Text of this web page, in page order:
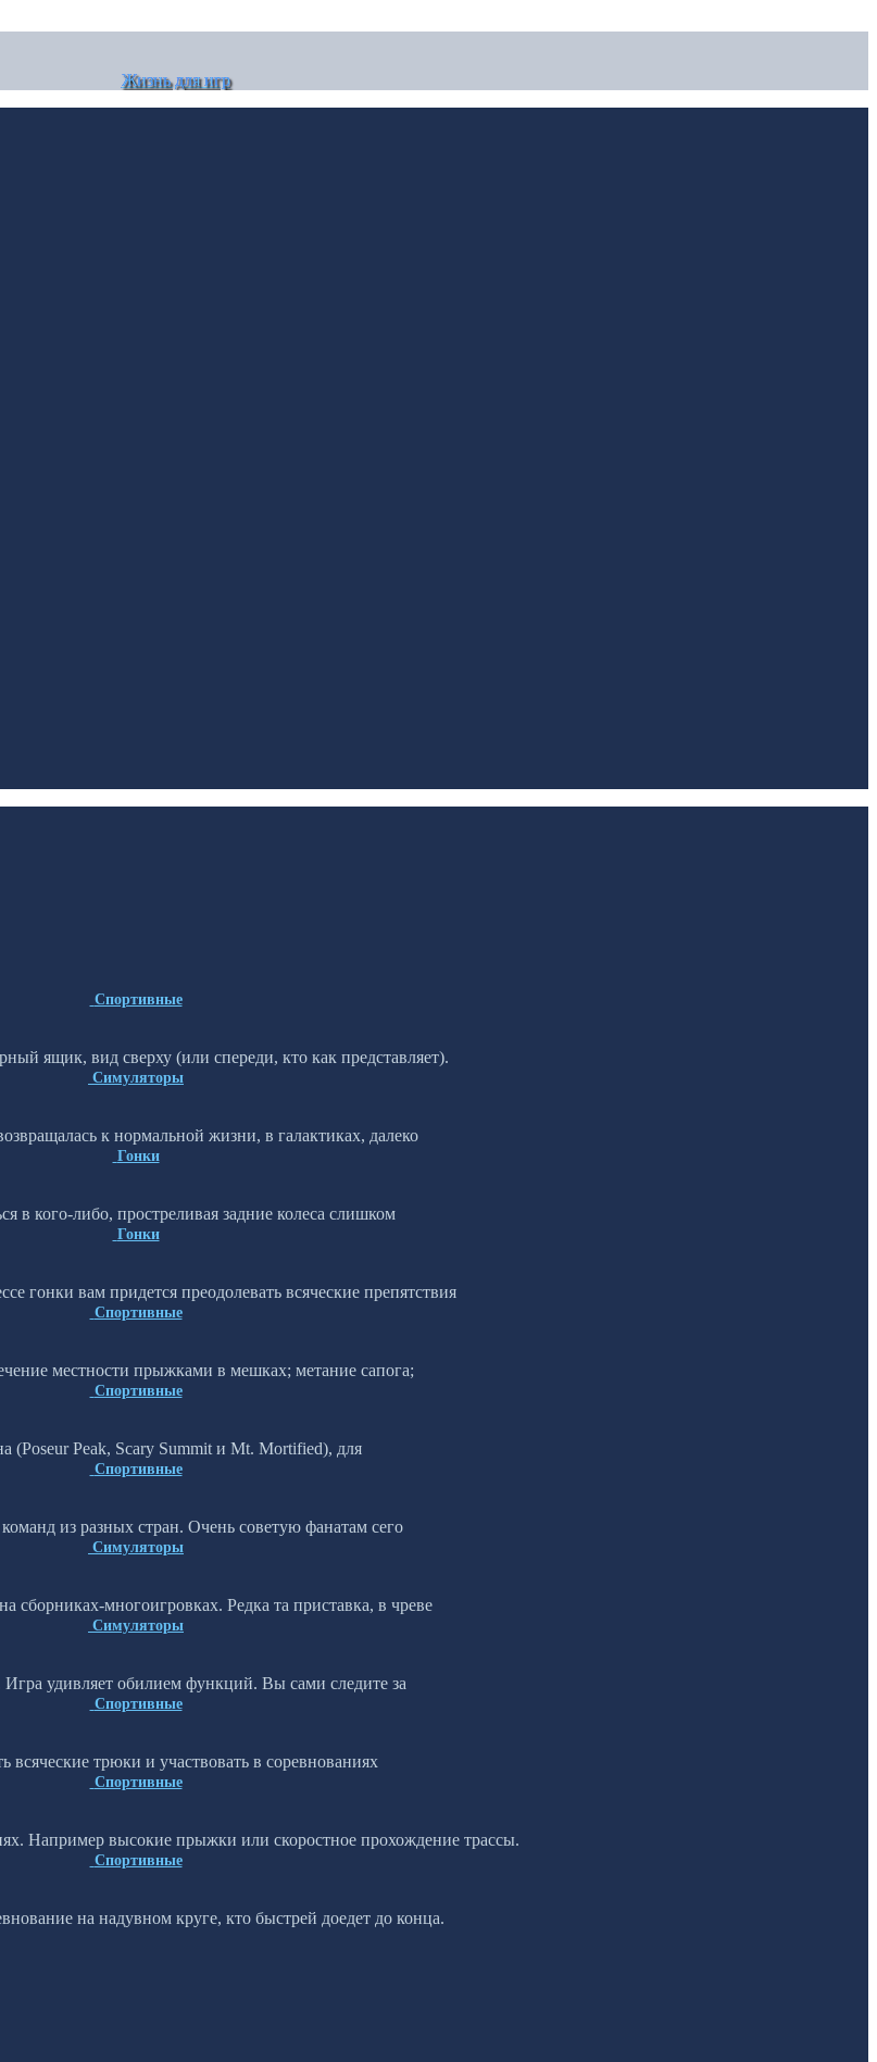
Жизнь для игр
Спортивные
ящик, вид сверху (или спереди, кто как представляет).
Симуляторы
к нормальной жизни, в галактиках, далеко
Гонки
в кого-либо, простреливая задние колеса слишком
Гонки
гонки вам придется преодолевать всяческие препятствия
Спортивные
местности прыжками в мешках; метание сапога;
Спортивные
(Poseur Peak, Scary Summit и Mt. Mortified), для
Спортивные
из разных стран. Очень советую фанатам сего
Симуляторы
сборниках-многоигровках. Редка та приставка, в чреве
Симуляторы
удивляет обилием функций. Вы сами следите за
Спортивные
всяческие трюки и участвовать в соревнованиях
Спортивные
Например высокие прыжки или скоростное прохождение трассы.
Спортивные
на надувном круге, кто быстрей доедет до конца.